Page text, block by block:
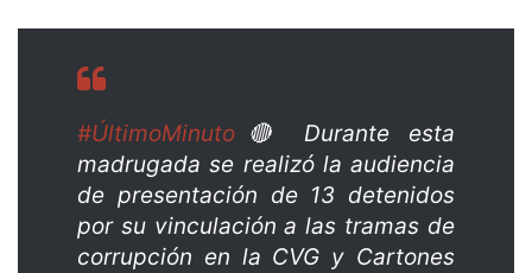
#ÚltimoMinuto 🔴 Durante esta
madrugada se realizó la audiencia
de presentación de 13 detenidos
por su vinculación a las tramas de
corrupción en la CVG y Cartones